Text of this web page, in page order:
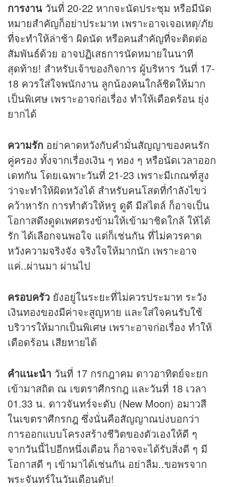
การงาน วันที่ 20-22 หากจะนัดประชุม หรือมีนัด
หมายสำคัญก็อย่าประมาท เพราะอาจเจอเหตุ/ภัย
ที่จะทำให้ล่าช้า ผิดนัด หรือคนสำคัญที่จะติดต่อ
สัมพันธ์ด้วย อาจปฏิเสธการนัดหมายในนาที
สุดท้าย! สำหรับเจ้าของกิจการ ผู้บริหาร วันที่ 17-
18 ควรใส่ใจพนักงาน ลูกน้องคนใกล้ชิดให้มาก
เป็นพิเศษ เพราะอาจก่อเรื่อง ทำให้เดือดร้อน ยุ่ง
ยากได้
ความรัก อย่าคาดหวังกับคำมั่นสัญญาของคนรัก
คู่ครอง ทั้งจากเรื่องเงิน ๆ ทอง ๆ หรือนัดเวลาออก
เดทกัน โดยเฉพาะวันที่ 21-23 เพราะมีเกณฑ์สูง
ว่าจะทำให้ผิดหวังได้ สำหรับคนโสดที่กำลังไขว่
คว้าหารัก การทำตัวให้หรู ดูดี มีสไตล์ ก็อาจเป็น
โอกาสดึงดูดเพศตรงข้ามให้เข้ามาชิดใกล้ ให้ได้
รัก ได้เลือกจนพอใจ แต่ก็เช่นกัน ที่ไม่ควรคาด
หวังความจริงจัง จริงใจให้มากนัก เพราะอาจ
แค่..ผ่านมา ผ่านไป
ครอบครัว ยังอยู่ในระยะที่ไม่ควรประมาท ระวัง
เงินทองของมีค่าจะสูญหาย และใส่ใจคนรับใช้
บริวารให้มากเป็นพิเศษ เพราะอาจก่อเรื่อง ทำให้
เดือดร้อน เสียหายได้
คำแนะนำ วันที่ 17 กรกฎาคม ดาวอาทิตย์จะยก
เข้ามาสถิต ณ เขตราศีกรกฎ และวันที่ 18 เวลา
01.33 น. ดาวจันทร์จะดับ (New Moon) อมาวสี
ในเขตราศีกรกฎ ซึ่งนั่นคือสัญญาณบ่งบอกว่า
การออกแบบโครงสร้างชีวิตของตัวเองให้ดี ๆ
จากวันนี้ไปอีกหนึ่งเดือน ก็อาจจะได้รับสิ่งดี ๆ มี
โอกาสดี ๆ เข้ามาได้เช่นกัน อย่าลืม..ขอพรจาก
พระจันทร์ในวันเดือนดับ!